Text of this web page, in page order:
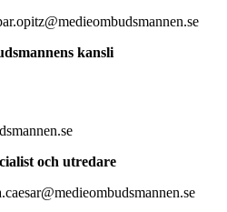
kansli
och utredare